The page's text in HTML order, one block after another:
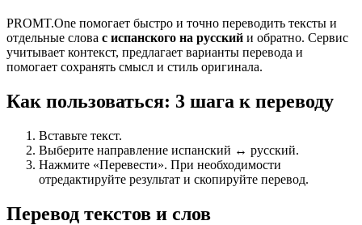
PROMT.One помогает быстро и точно переводить тексты и
отдельные слова с испанского на русский и обратно. Сервис
учитывает контекст, предлагает варианты перевода и
помогает сохранять смысл и стиль оригинала.
Как пользоваться: 3 шага к переводу
Вставьте текст.
Выберите направление испанский ↔ русский.
Нажмите «Перевести». При необходимости
отредактируйте результат и скопируйте перевод.
Перевод текстов и слов